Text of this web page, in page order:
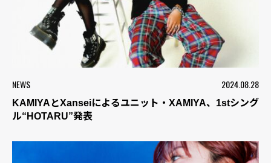
NEWS 2024.08.28
KAMIYAとXanseiによるユニット・XAMIYA、1stシング
ル“HOTARU”発表